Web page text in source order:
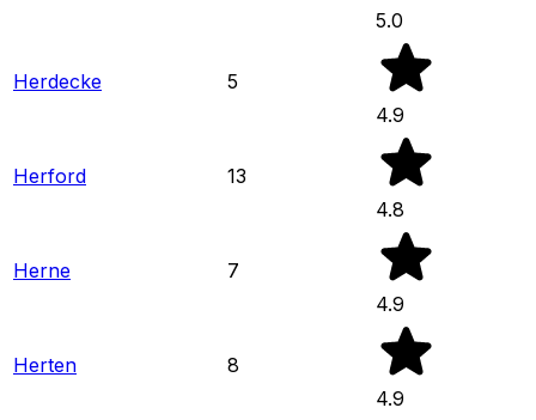
5.0
Herdecke
5
4.9
Herford
13
4.8
Herne
7
4.9
Herten
8
4.9